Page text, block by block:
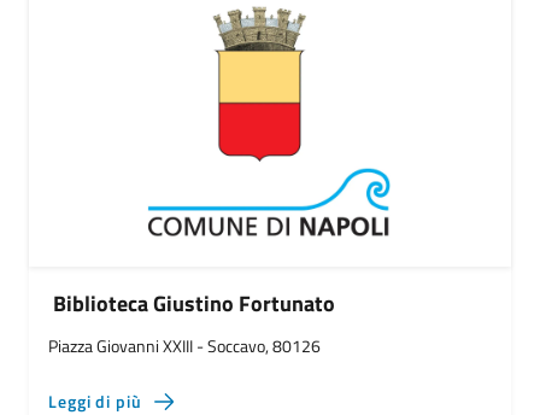
Biblioteca Giustino Fortunato
Piazza Giovanni XXIII - Soccavo, 80126
Leggi di più